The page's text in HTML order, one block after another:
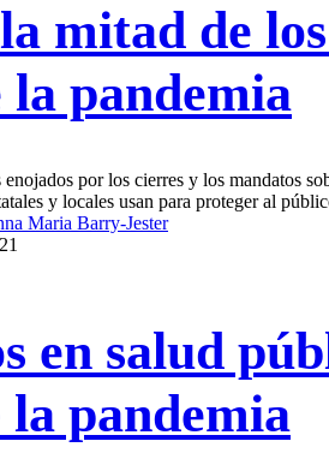
mitad de
pandemia
por los cierres y los mandatos
y locales usan para proteger al
Maria Barry-Jester
en salud
pandemia